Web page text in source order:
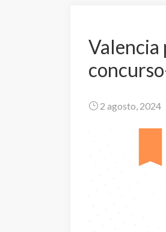
Valencia
2 agosto, 2024